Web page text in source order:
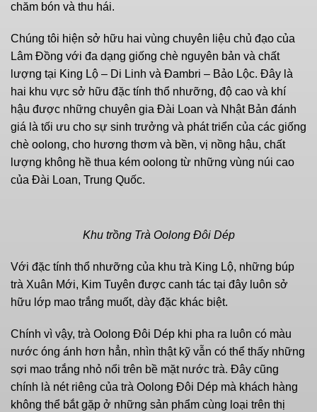
chăm bón và thu hái.
Chúng tôi hiện sở hữu hai vùng chuyên liệu chủ đạo của
Lâm Đồng với đa dạng giống chè nguyên bản và chất
lượng tại King Lộ – Di Linh và Đambri – Bảo Lộc. Đây là
hai khu vực sở hữu đặc tính thổ nhưỡng, độ cao và khí
hậu được những chuyên gia Đài Loan và Nhật Bản đánh
giá là tối ưu cho sự sinh trưởng và phát triển của các giống
chè oolong, cho hương thơm và bền, vị nồng hậu, chất
lượng không hề thua kém oolong từ những vùng núi cao
của Đài Loan, Trung Quốc.
Khu trồng Trà Oolong Đôi Dép
Với đặc tính thổ nhưỡng của khu trà King Lộ, những búp
trà Xuân Mới, Kim Tuyên được canh tác tại đây luôn sở
hữu lớp mao trắng muốt, dày đặc khác biệt.
Chính vì vậy, trà Oolong Đôi Dép khi pha ra luôn có màu
nước óng ánh hơn hẳn, nhìn thật kỹ vẫn có thể thấy những
sợi mao trắng nhỏ nổi trên bề mặt nước trà. Đây cũng
chính là nét riêng của trà Oolong Đôi Dép mà khách hàng
không thể bắt gặp ở những sản phẩm cùng loại trên thị